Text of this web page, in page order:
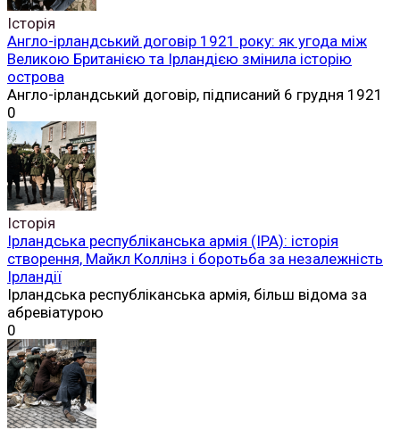
Історія
Англо-ірландський договір 1921 року: як угода між
Великою Британією та Ірландією змінила історію
острова
Англо-ірландський договір, підписаний 6 грудня 1921
0
Історія
Ірландська республіканська армія (ІРА): історія
створення, Майкл Коллінз і боротьба за незалежність
Ірландії
Ірландська республіканська армія, більш відома за
абревіатурою
0